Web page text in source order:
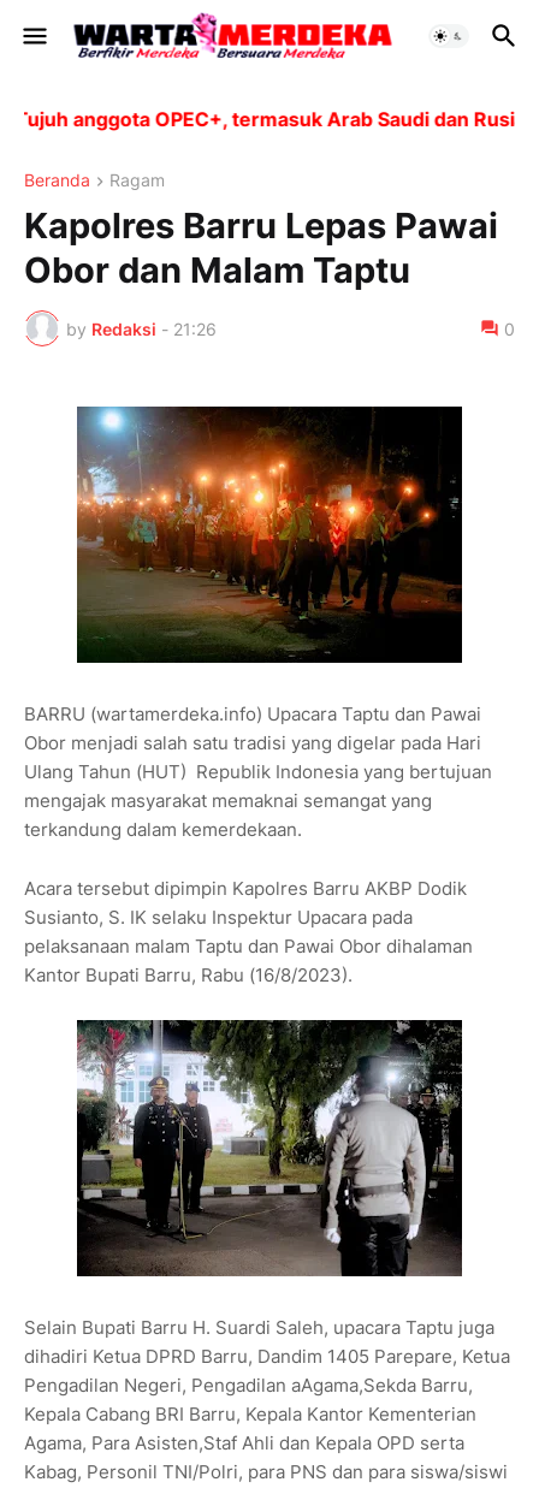
anggota OPEC+, termasuk Arab Saudi dan Rusia,
Beranda Ragam
Kapolres Barru Lepas Pawai
Obor dan Malam Taptu
by Redaksi - 21:26 0
BARRU (wartamerdeka.info) Upacara Taptu dan Pawai
Obor menjadi salah satu tradisi yang digelar pada Hari
Ulang Tahun (HUT) Republik Indonesia yang bertujuan
mengajak masyarakat memaknai semangat yang
terkandung dalam kemerdekaan.
Acara tersebut dipimpin Kapolres Barru AKBP Dodik
Susianto, S. IK selaku Inspektur Upacara pada
pelaksanaan malam Taptu dan Pawai Obor dihalaman
Kantor Bupati Barru, Rabu (16/8/2023).
Selain Bupati Barru H. Suardi Saleh, upacara Taptu juga
dihadiri Ketua DPRD Barru, Dandim 1405 Parepare, Ketua
Pengadilan Negeri, Pengadilan aAgama,Sekda Barru,
Kepala Cabang BRI Barru, Kepala Kantor Kementerian
Agama, Para Asisten,Staf Ahli dan Kepala OPD serta
Kabag, Personil TNI/Polri, para PNS dan para siswa/siswi